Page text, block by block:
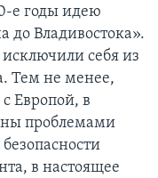
е годы идею
до Владивостока».
себя из
Тем не менее,
Европой, в
проблемами
в настоящее